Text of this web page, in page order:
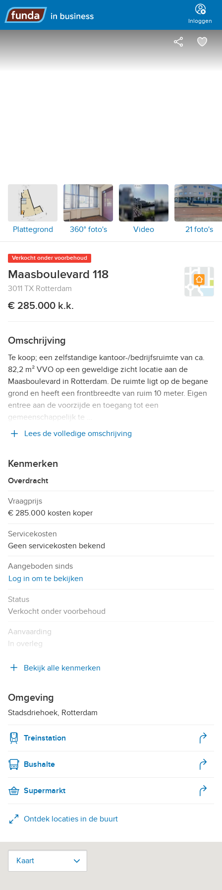
Hoofdmenu
Inloggen
Plattegrond 360° foto's Video 21 foto's
Verkocht onder voorbehoud
Maasboulevard 118
3011 TX Rotterdam
€ 285.000 k.k.
Omschrijving
Te koop; een zelfstandige kantoor-/bedrijfsruimte van ca.
82,2 m² VVO op een geweldige zicht locatie aan de
Maasboulevard in Rotterdam. De ruimte ligt op de begane
grond en heeft een frontbreedte van ruim 10 meter. Eigen
entree aan de voorzijde en toegang tot een
gemeenschappelijk te …
Lees de volledige omschrijving
Kenmerken
Overdracht
Vraagprijs
€ 285.000 kosten koper
Servicekosten
Geen servicekosten bekend
Aangeboden sinds
Log in om te bekijken
Status
Verkocht onder voorbehoud
Aanvaarding
In overleg
Bekijk alle kenmerken
Omgeving
Stadsdriehoek, Rotterdam
Treinstation
Bushalte
Supermarkt
Ontdek locaties in de buurt
Kaart
Kaart